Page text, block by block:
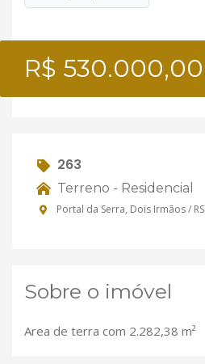
R$ 530.000,00
263
Terreno - Residencial
Portal da Serra, Dois Irmãos / RS
Sobre o imóvel
Area de terra com 2.282,38 m²